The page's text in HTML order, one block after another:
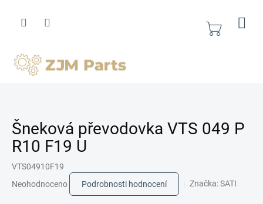
obsah
Nákupní
Šneková převodovka VTS 049 P
R10 F19 U
VTS04910F19
hodnocení
Neohodnoceno Podrobnosti hodnocení Značka:SATI